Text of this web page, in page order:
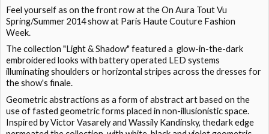
Feel yourself as on the front row at the On Aura Tout Vu
Spring/Summer 2014 show at Paris Haute Couture Fashion
Week.
The collection "Light & Shadow" featured a glow-in-the-dark
embroidered looks with battery operated LED systems
illuminating shoulders or horizontal stripes across the dresses for
the show's finale.
Geometric abstractions as a form of abstract art based on the
use of fasted geometric forms placed in non-illusionistic space.
Inspired by Victor Vasarely and Wassily Kandinsky, thedark edge